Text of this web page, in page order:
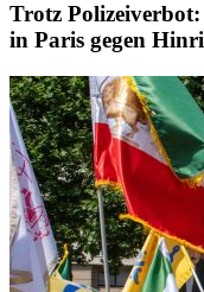
Trotz
in Paris gegen